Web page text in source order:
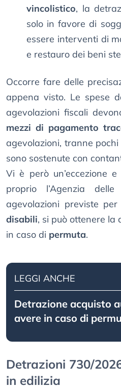
vincolistico, la
solo in favore di
essere interventi di
e restauro dei beni
Occorre fare delle
appena visto. Le spese
agevolazioni fiscali
mezzi di pagamento
agevolazioni, tranne
sono sostenute con
Vi è però un’eccezione
proprio l’Agenzia
agevolazioni previste per
disabili, si può ottenere la
in caso di permuta.
LEGGI ANCHE
Detrazione acquisto
avere in caso di
Detrazioni 730/
in edilizia